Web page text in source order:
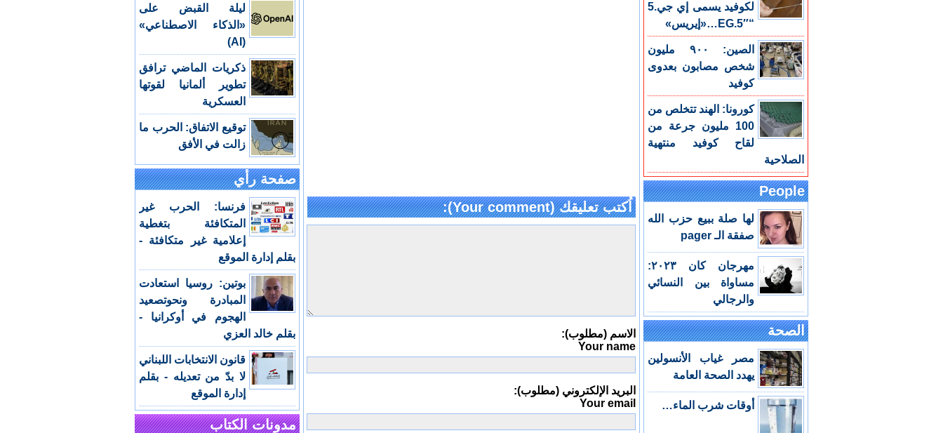
لكوفيد يسمى إي جي.5
“EG.5″…«إيريس»
الصين: ٩٠٠ مليون
شخص مصابون بعدوى
كوفيد
كورونا: الهند تتخلص من
100 مليون جرعة من
لقاح كوفيد منتهية
الصلاحية
People
لها صلة ببيع حزب الله
صفقة الـ pager
مهرجان كان ٢٠٢٣:
مساواة بين النسائي
والرجالي
الصحة
مصر غياب الأنسولين
يهدد الصحة العامة
أوقات شرب الماء…
اُكتب تعليقك (Your comment):
الاسم (مطلوب):
Your name
البريد الإلكتروني (مطلوب):
Your email
ليلة القبض على
«الذكاء الاصطناعي»
(AI)
ذكريات الماضي ترافق
تطوير ألمانيا لقوتها
العسكرية
توقيع الاتفاق: الحرب ما
زالت في الأفق
صفحة رأي
فرنسا: الحرب غير
المتكافئة بتغطية
إعلامية غير متكافئة -
بقلم إدارة الموقع
بوتين: روسيا استعادت
المبادرة ونحوتصعيد
الهجوم في أوكرانيا -
بقلم خالد العزي
قانون الانتخابات اللبناني
لا بدّ من تعديله - بقلم
إدارة الموقع
مدونات الكتاب